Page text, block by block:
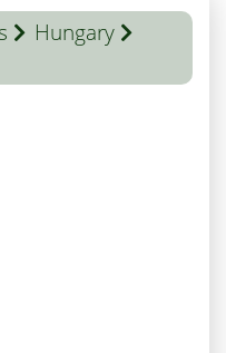
Hungary